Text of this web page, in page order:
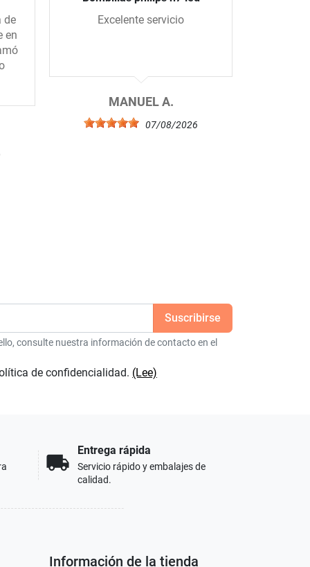
de
en
Excelente servicio
MANUEL A.
07/08/2026
consulte nuestra información de contacto en el
de confidencialidad. (Lee)
local_shipping
Entrega rápida
Servicio rápido y embalajes de
calidad.
Información de la tienda